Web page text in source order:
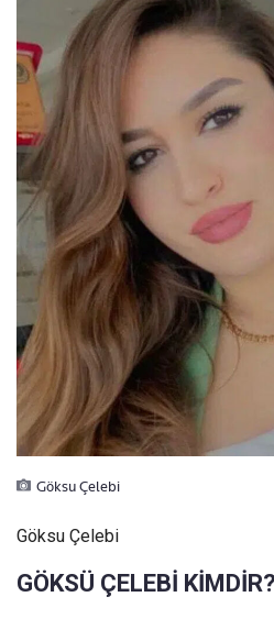
Göksu Çelebi
Göksu Çelebi
GÖKSÜ ÇELEBİ KİMDİR?